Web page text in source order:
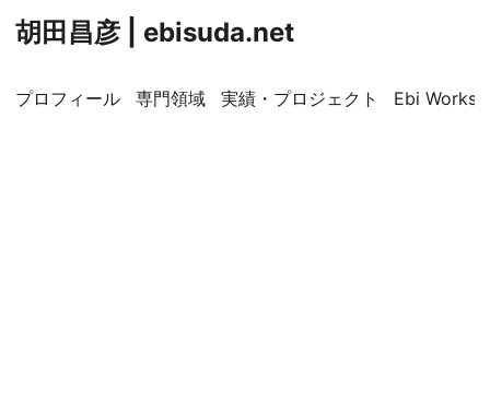
胡田昌彦 | ebisuda.net
プロフィール 専門領域 実績・プロジェクト Ebi